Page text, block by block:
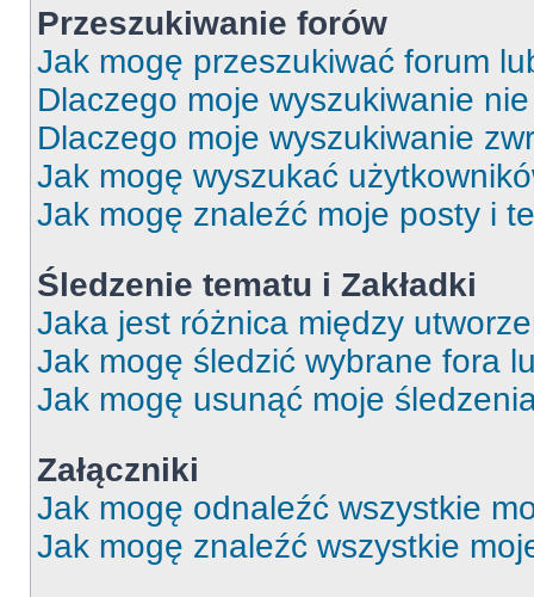
Przeszukiwanie forów
Jak mogę przeszukiwać forum
Dlaczego moje wyszukiwanie
Dlaczego moje wyszukiwanie
Jak mogę wyszukać
Jak mogę znaleźć moje posty i
Śledzenie tematu i Zakładki
Jaka jest różnica między
Jak mogę śledzić wybrane fora
Jak mogę usunąć moje
Załączniki
Jak mogę odnaleźć wszystkie
Jak mogę znaleźć wszystkie